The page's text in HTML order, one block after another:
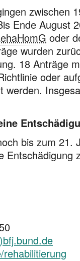
zwischen
Ende August
oder
wurden
18 Anträge
oder
werden.
bis zum 21.
Entschädigung